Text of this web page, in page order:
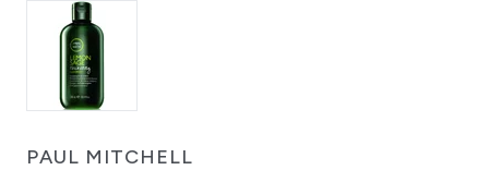
PAUL MITCHELL